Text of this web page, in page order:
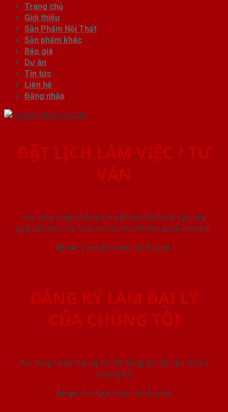
Trang chủ
Giới thiệu
Sản Phẩm Nội Thất
Sản phẩm khác
Báo giá
Dự án
Tin tức
Liên hệ
Đăng nhập
ĐẶT LỊCH LÀM VIỆC / TƯ
VẤN
Vui lòng nhập thông tin đặt lịch để được sắp xếp
gặp gỡ làm việc hoăc tư vấn mà không phải chờ đợi.
Error:Contact form not found.
ĐĂNG KÝ LÀM ĐẠI LÝ
CỦA CHÚNG TÔI
Vui lòng nhập thông tin để đăng ký làm đại lý của
chúng tôi
Error:Contact form not found.